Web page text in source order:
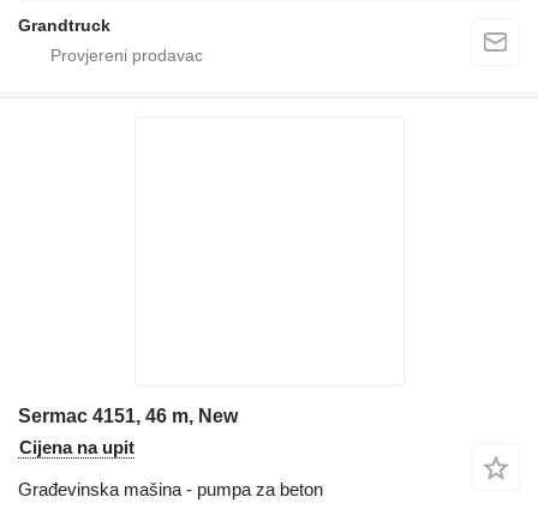
Grandtruck
Sermac 4151, 46 m, New
Cijena na upit
Građevinska mašina - pumpa za beton